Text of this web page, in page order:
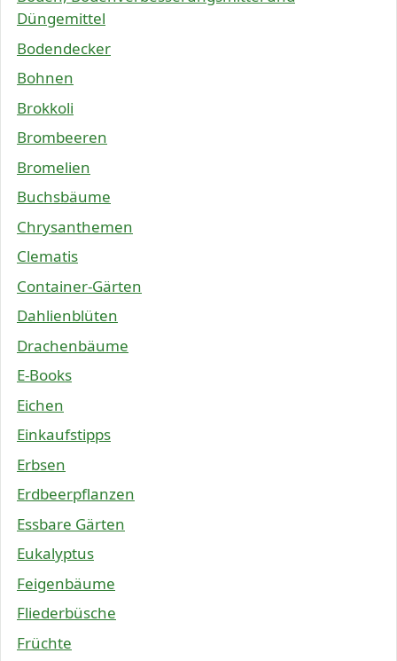
Düngemittel
Bodendecker
Bohnen
Brokkoli
Brombeeren
Bromelien
Buchsbäume
Chrysanthemen
Clematis
Container-Gärten
Dahlienblüten
Drachenbäume
E-Books
Eichen
Einkaufstipps
Erbsen
Erdbeerpflanzen
Essbare Gärten
Eukalyptus
Feigenbäume
Fliederbüsche
Früchte